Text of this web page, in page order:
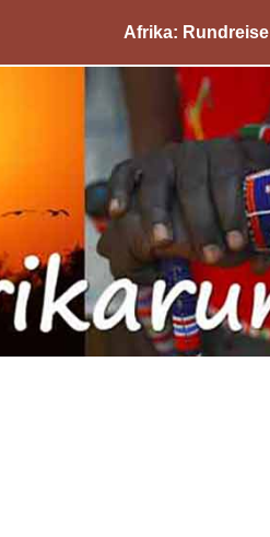
Afrika: Rundreise